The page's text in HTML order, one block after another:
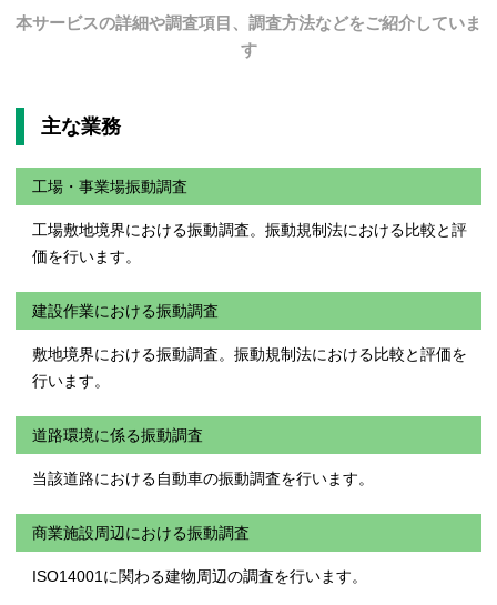
本サービスの詳細や調査項目、調査方法などをご紹介していま
す
主な業務
工場・事業場振動調査
工場敷地境界における振動調査。振動規制法における比較と評
価を行います。
建設作業における振動調査
敷地境界における振動調査。振動規制法における比較と評価を
行います。
道路環境に係る振動調査
当該道路における自動車の振動調査を行います。
商業施設周辺における振動調査
ISO14001に関わる建物周辺の調査を行います。